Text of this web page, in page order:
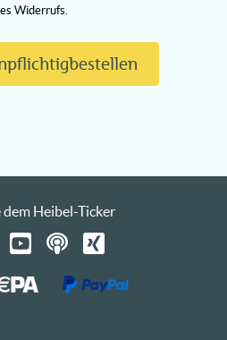
Widerrufs.
dem Heibel-Ticker